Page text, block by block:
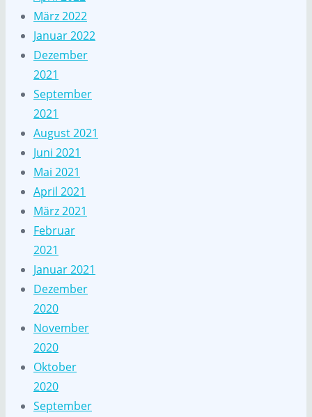
März 2022
Januar 2022
Dezember
2021
September
2021
August 2021
Juni 2021
Mai 2021
April 2021
März 2021
Februar
2021
Januar 2021
Dezember
2020
November
2020
Oktober
2020
September